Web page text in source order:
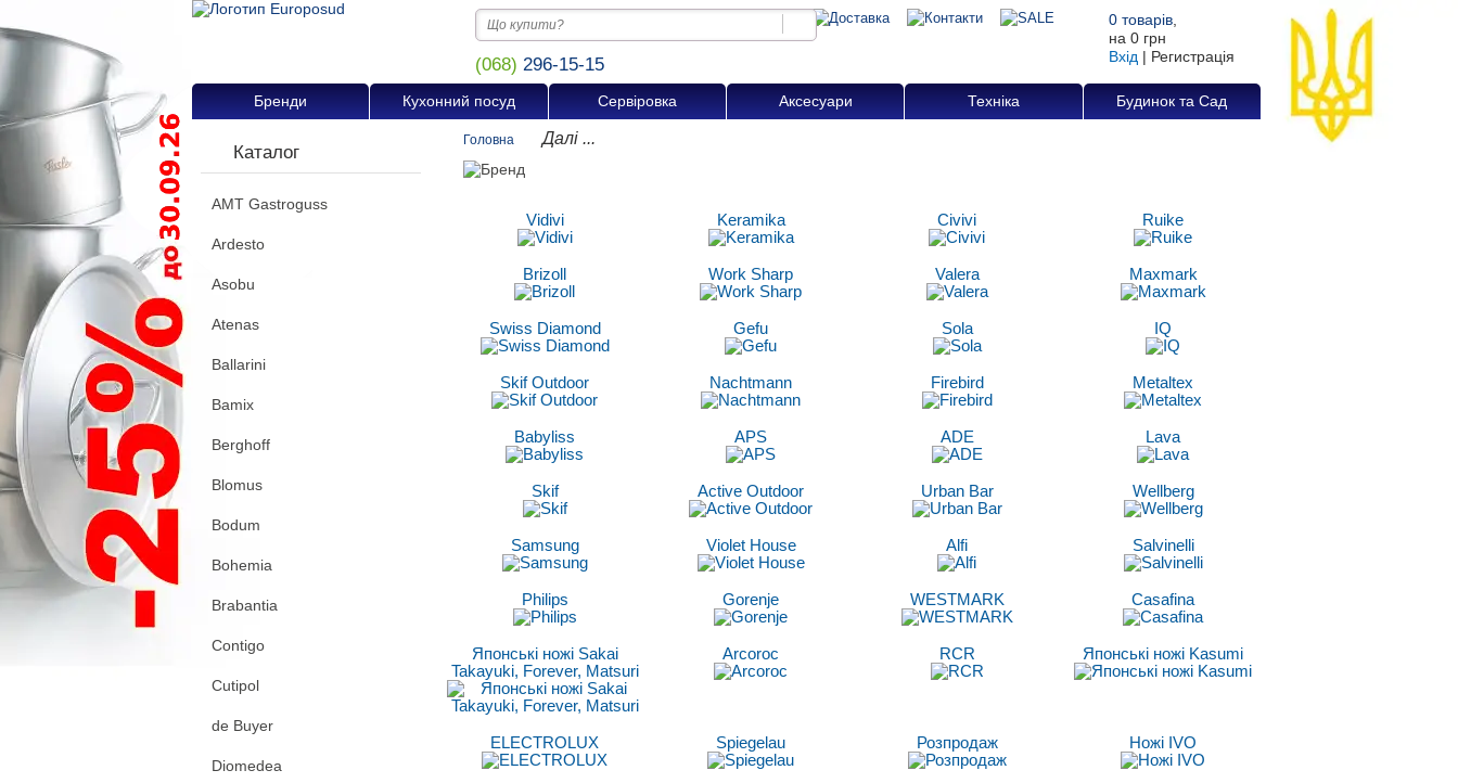
(068) 296-15-15
0 товарів
на 0 грн
Вхід | Регистрація
Бренди Кухонний посуд Сервіровка Аксесуари Техніка Будинок та Сад
Каталог
AMT Gastroguss
Ardesto
Asobu
Atenas
Ballarini
Bamix
Berghoff
Blomus
Bodum
Bohemia
Brabantia
Contigo
Cutipol
de Buyer
Diomedea
Головна Далі ...
Vidivi Keramika Civivi Ruike
Brizoll Work Sharp Valera Maxmark
Swiss Diamond Gefu Sola IQ
Skif Outdoor Nachtmann Firebird Metaltex
Babyliss APS ADE Lava
Skif Active Outdoor Urban Bar Wellberg
Samsung Violet House Alfi Salvinelli
Philips Gorenje WESTMARK Casafina
Японські ножі Sakai
Takayuki, Forever, Matsuri
Arcoroc RCR Японські ножі Kasumi
ELECTROLUX Spiegelau Розпродаж Ножі IVO